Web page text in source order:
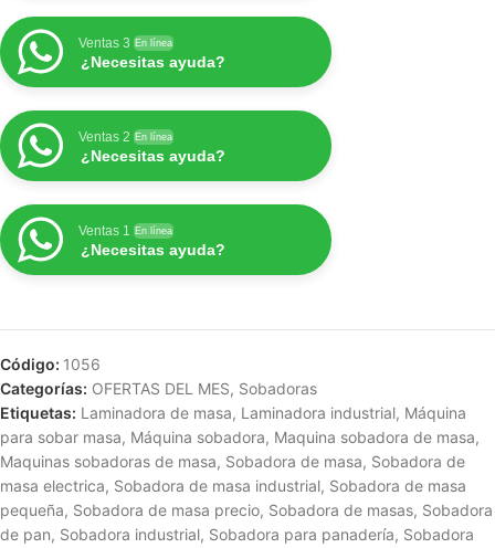
Ventas 3 En línea
¿Necesitas ayuda?
Ventas 2 En línea
¿Necesitas ayuda?
Ventas 1 En línea
¿Necesitas ayuda?
Código: 1056
Categorías: OFERTAS DEL MES, Sobadoras
Etiquetas: Laminadora de masa, Laminadora industrial, Máquina
para sobar masa, Máquina sobadora, Maquina sobadora de masa,
Maquinas sobadoras de masa, Sobadora de masa, Sobadora de
masa electrica, Sobadora de masa industrial, Sobadora de masa
pequeña, Sobadora de masa precio, Sobadora de masas, Sobadora
de pan, Sobadora industrial, Sobadora para panadería, Sobadora